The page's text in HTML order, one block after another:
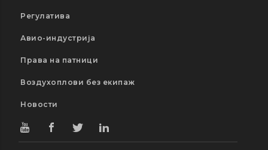
Регулатива
Авио-индустрија
Права на патници
Воздухоплови без екипаж
Новости